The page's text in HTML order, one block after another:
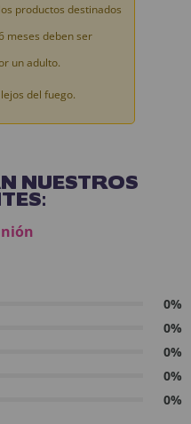
productos destinados
meses deben ser
un adulto.
del fuego.
NUESTROS
0%
0%
0%
0%
0%